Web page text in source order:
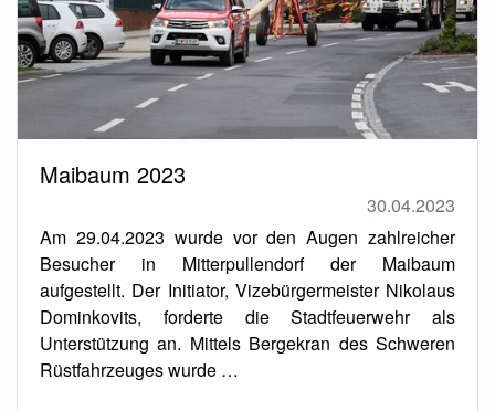
Maibaum 2023
30.04.2023
Am 29.04.2023 wurde vor den Augen zahlreicher
Besucher in Mitterpullendorf der Maibaum
aufgestellt. Der Initiator, Vizebürgermeister Nikolaus
Dominkovits, forderte die Stadtfeuerwehr als
Unterstützung an. Mittels Bergekran des Schweren
Rüstfahrzeuges wurde …